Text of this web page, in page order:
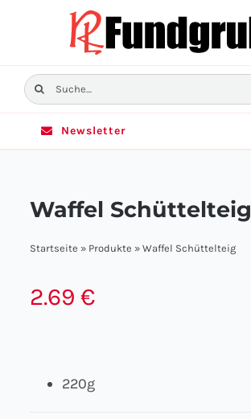
Suche
nach:
Über uns
Newsletter
Waffel Schüttelteig
Startseite » Produkte »Waffel Schüttelteig
2.69€
220g